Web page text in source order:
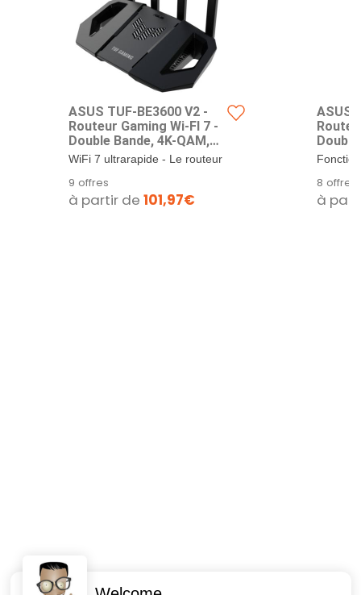
ASUS TUF-BE3600 V2 -
Routeur Gaming Wi-FI 7 -
Double Bande, 4K-QAM,
Port 2.5Gbps, Mode Jeu
Mobile, Support Mesh
WiFi, Gear Accelerator,
Adaptive QoS, Port
Forwarding, Mobile
WiFi 7 ultrarapide - Le routeur
génération...
9 offres
à partir de 101,97€
ASUS
Port
WiFi,
bande
8 offres
à